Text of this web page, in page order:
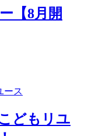
【8月開
ース
どもリユ